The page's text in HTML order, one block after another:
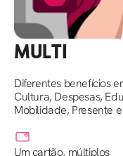
MULTI
Diferentes benefícios
Cultura, Despesas,
Mobilidade, Presente
Um cartão, múltiplos